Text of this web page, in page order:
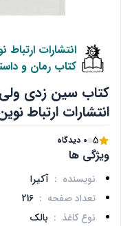
انتشارات ارتباط
کتاب رمان و
کتاب سین زدی ولی
انتشارات ارتباط
5 0 دیدگاه
ویژگی ها
نویسنده : آکیرا
تعداد صفحه :
216
نوع کاغذ : بالک